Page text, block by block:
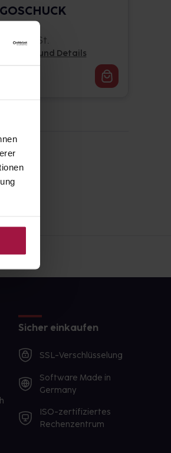
0,11 € / St.
und Details
Sicher einkaufen
SSL-Verschlüsselung
Software Made in
Germany
ISO-zertifiziertes
Rechenzentrum